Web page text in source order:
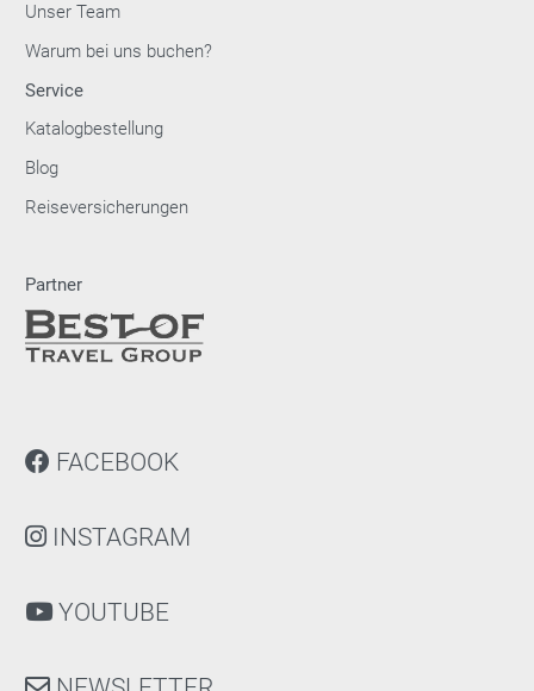
Unser Team
Warum bei uns buchen?
Service
Katalogbestellung
Blog
Reiseversicherungen
Partner
FACEBOOK
INSTAGRAM
YOUTUBE